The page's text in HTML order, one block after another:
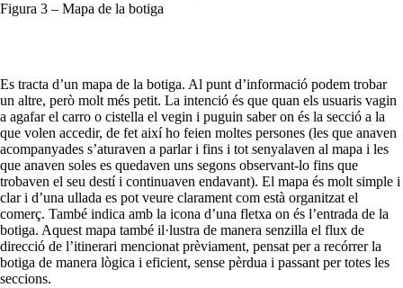
Figura 3 – Mapa de la botiga
Es tracta d’un mapa de la botiga. Al punt d’informació podem trobar
un altre, però molt més petit. La intenció és que quan els usuaris vagin
a agafar el carro o cistella el vegin i puguin saber on és la secció a la
que volen accedir, de fet així ho feien moltes persones (les que anaven
acompanyades s’aturaven a parlar i fins i tot senyalaven al mapa i les
que anaven soles es quedaven uns segons observant-lo fins que
trobaven el seu destí i continuaven endavant). El mapa és molt simple i
clar i d’una ullada es pot veure clarament com està organitzat el
comerç. També indica amb la icona d’una fletxa on és l’entrada de la
botiga. Aquest mapa també il·lustra de manera senzilla el flux de
direcció de l’itinerari mencionat prèviament, pensat per a recórrer la
botiga de manera lògica i eficient, sense pèrdua i passant per totes les
seccions.